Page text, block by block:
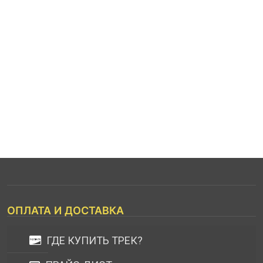
ОПЛАТА И ДОСТАВКА
ГДЕ КУПИТЬ ТРЕК?